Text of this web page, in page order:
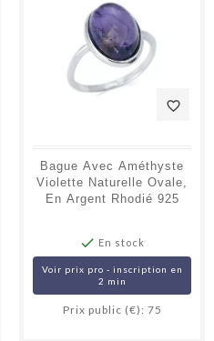
favorite_border
Bague Avec Améthyste
Violette Naturelle Ovale,
En Argent Rhodié 925
 En stock
Voir prix pro - inscription en
2 min
Prix public (€): 75